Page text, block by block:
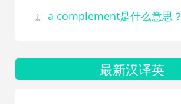
[新] a complement是什么意思？
最新汉译英